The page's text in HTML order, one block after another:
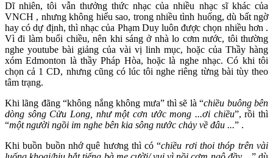
Dĩ nhiên, tôi vẫn thưởng thức nhạc của nhiều nhạc sĩ khác của
VNCH , nhưng không hiểu sao, trong nhiều tình huống, dù bất ngờ
hay có dự định, thì nhạc của Phạm Duy luôn được chọn nhiều hơn .
Vì đi làm buổi chiều, nên khi sáng ở nhà lo cơm nước, tôi thường
nghe youtube bài giảng của vài vị linh mục, hoặc của Thầy hàng
xóm Edmonton là thầy Pháp Hòa, hoặc là nghe nhạc. Có khi tôi
chọn cả 1 CD, nhưng cũng có lúc tôi nghe riêng từng bài tùy theo
tâm trạng.
Khi lãng đãng “không nắng không mưa” thì sẽ là “chiều buông bên
dòng sông Cửu Long, như một cơn ước mong ...ơi chiều”, rồi thì
“một người ngồi im nghe bên kia sông nước chảy về đâu ...” .
Khi buồn buồn nhớ quê hương thì có “chiều rơi thoi thóp trên vài